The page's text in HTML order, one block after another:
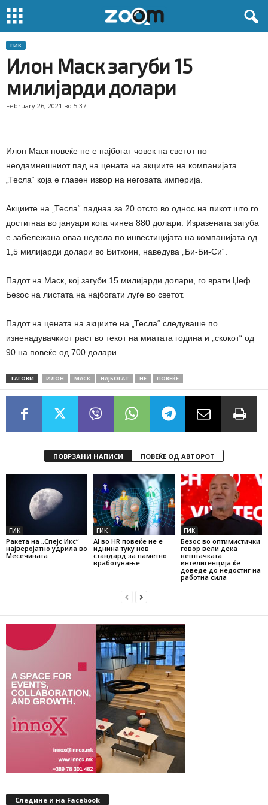
ГИК
Илон Маск загуби 15
милијарди долари
February 26, 2021 во 5:37
Илон Маск повеќе не е најбогат човек на светот по
неодамнешниот пад на цената на акциите на компанијата
„Тесла“ која е главен извор на неговата империја.
Акциите на „Тесла“ паднаа за 20 отсто во однос на пикот што го
достигнаа во јануари кога чинеа 880 долари. Изразената загуба
е забележана оваа недела по инвестицијата на компанијата од
1,5 милијарди долари во Биткоин, наведува „Би-Би-Си“.
Падот на Маск, кој загуби 15 милијарди долари, го врати Џеф
Безос на листата на најбогати луѓе во светот.
Падот на цената на акциите на „Тесла“ следуваше по
изненадувачкиот раст во текот на миатата година и „скокот“ од
90 на повеќе од 700 долари.
ТАГОВИ ИЛОН МАСК НАЈБОГАТ НЕ ПОВЕЌЕ
ПОВРЗАНИ НАПИСИ ПОВЕЌЕ ОД АВТОРОТ
ГИК
Ракета на „Спејс Икс“
најверојатно удрила во
Месечината
ГИК
AI во HR повеќе не е
иднина туку нов
стандард за паметно
вработување
ГИК
Безос во оптимистички
говор вели дека
вештачката
интелигенција ќе
доведе до недостиг на
работна сила
Следине и на Facebook